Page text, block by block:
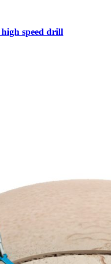
speed drill